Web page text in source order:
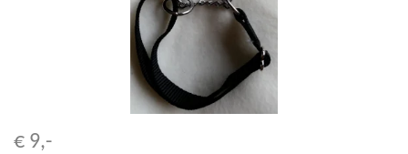
€ 9,-